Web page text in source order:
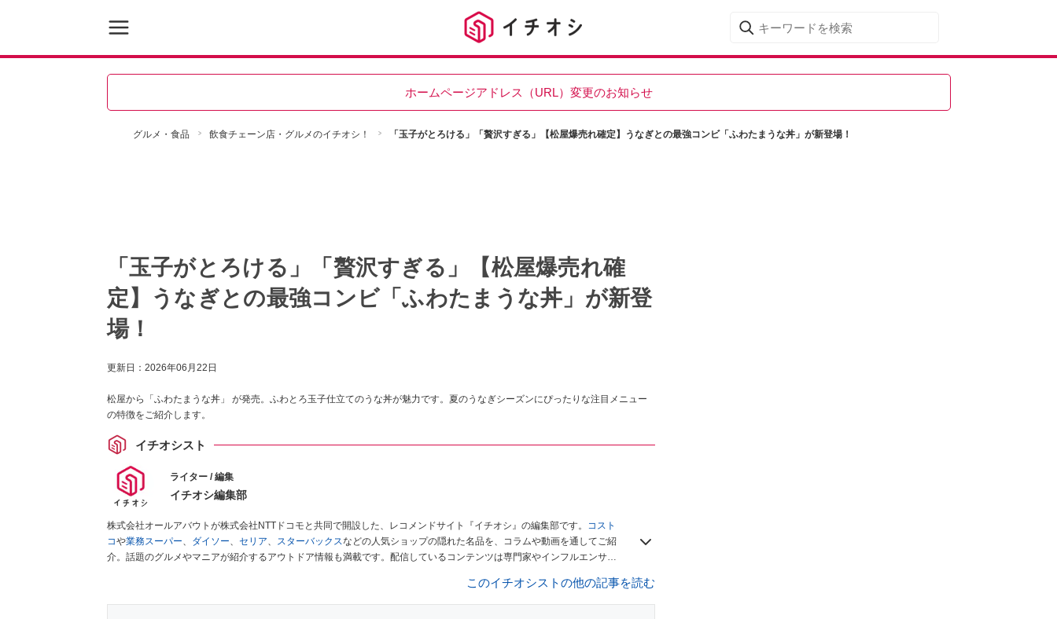
ホームページアドレス（URL）変更のお知らせ
グルメ・食品 飲食チェーン店・グルメのイチオシ！ 「玉子がとろける」「贅沢すぎる」【松屋爆売れ確定】うなぎとの最強コンビ「ふわたまうな丼」が新登場！
「玉子がとろける」「贅沢すぎる」【松屋爆売れ確
定】うなぎとの最強コンビ「ふわたまうな丼」が新登
場！
更新日： 2026年06月22日
松屋から「ふわたまうな丼」 が発売。ふわとろ玉子仕立てのうな丼が魅力です。夏のうなぎシーズンにぴったりな注目メニュー
の特徴をご紹介します。
イチオシスト
ライター / 編集
イチオシ編集部
株式会社オールアバウトが株式会社NTTドコモと共同で開設した、レコメンドサイト『イチオシ』の編集部です。
コスト
コや業務スーパー、 ダイソー、 セリア、 スターバックスなどの人気ショップの隠れた名品を、コラムや動画を通してご紹
介。話題のグルメやマニアが紹介するアウトドア情報も満載です。配信しているコンテンツは専門家やインフルエンサー
このイチオシストの他の記事を読む